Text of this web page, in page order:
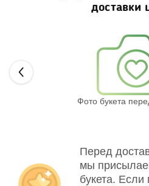
доставки
Фото букета
Перед
мы
букета. Если